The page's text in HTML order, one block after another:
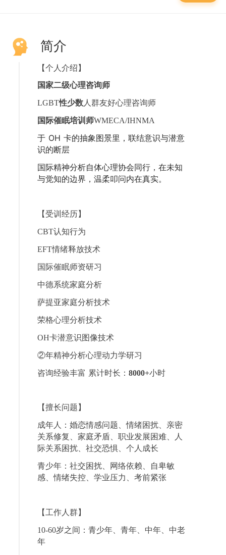
简介
【个人介绍】
国家二级心理咨询师
LGBT性少数 人群友好心理咨询师
国际催眠培训师WMECA/IHNMA
于 OH 卡的抽象图景里，联结意识与潜意
识的断层
国际精神分析自体心理协会同行，在未知
与觉知的边界，温柔叩问内在真实。
【受训经历】
CBT认知行为
EFT情绪释放技术
国际催眠师资研习
中德系统家庭分析
萨提亚家庭分析技术
荣格心理分析技术
OH卡潜意识图像技术
②年精神分析心理动力学研习
咨询经验丰富 累计时长：8000+小时
【擅长问题】
成年人：婚恋情感问题、情绪困扰、亲密
关系修复、家庭矛盾、职业发展困难、人
际关系困扰、社交恐惧、个人成长
青少年：社交困扰、网络依赖、自卑敏
感、情绪失控、学业压力、考前紧张
【工作人群】
10-60岁之间：青少年、青年、中年、中老
年